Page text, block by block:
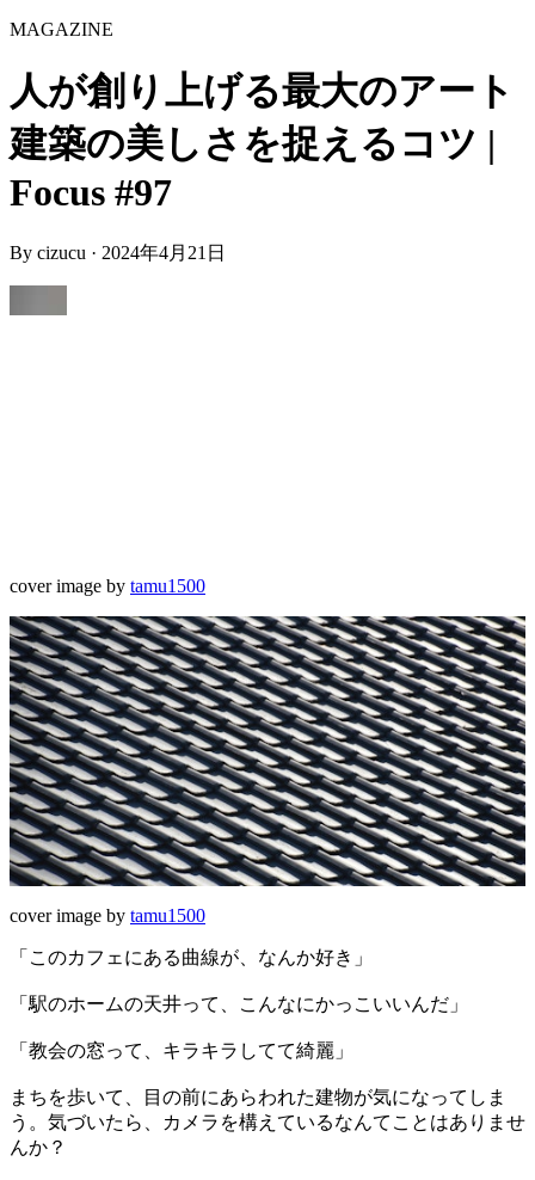
MAGAZINE
人が創り上げる最大のアート
建築の美しさを捉えるコツ |
Focus #97
By cizucu · 2024年4月21日
cover image by tamu1500
cover image by tamu1500
「このカフェにある曲線が、なんか好き」
「駅のホームの天井って、こんなにかっこいいんだ」
「教会の窓って、キラキラしてて綺麗」
まちを歩いて、目の前にあらわれた建物が気になってしま
う。気づいたら、カメラを構えているなんてことはありませ
んか？